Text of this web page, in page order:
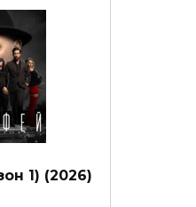
1) (2026)